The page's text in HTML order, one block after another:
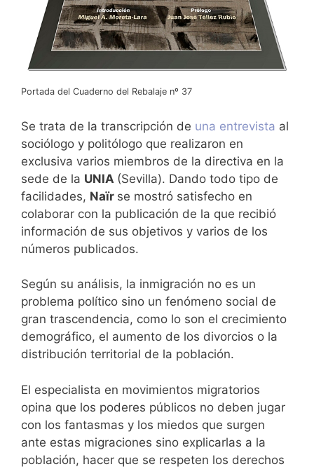
Portada del Cuaderno del Rebalaje nº 37
Se trata de la transcripción de una entrevista al
sociólogo y politólogo que realizaron en
exclusiva varios miembros de la directiva en la
sede de la UNIA (Sevilla). Dando todo tipo de
facilidades, Naïr se mostró satisfecho en
colaborar con la publicación de la que recibió
información de sus objetivos y varios de los
números publicados.
Según su análisis, la inmigración no es un
problema político sino un fenómeno social de
gran trascendencia, como lo son el crecimiento
demográfico, el aumento de los divorcios o la
distribución territorial de la población.
El especialista en movimientos migratorios
opina que los poderes públicos no deben jugar
con los fantasmas y los miedos que surgen
ante estas migraciones sino explicarlas a la
población, hacer que se respeten los derechos